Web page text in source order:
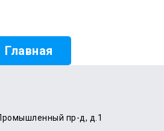
Главная
пр-д, д.1